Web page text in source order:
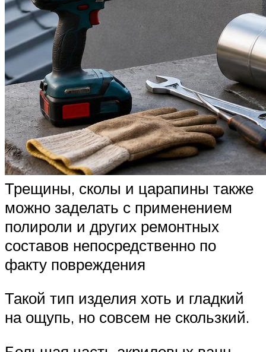
Трещины, сколы и царапины также
можно заделать с применением
полироли и других ремонтных
составов непосредственно по
факту повреждения
Такой тип изделия хоть и гладкий
на ощупь, но совсем не скользкий.